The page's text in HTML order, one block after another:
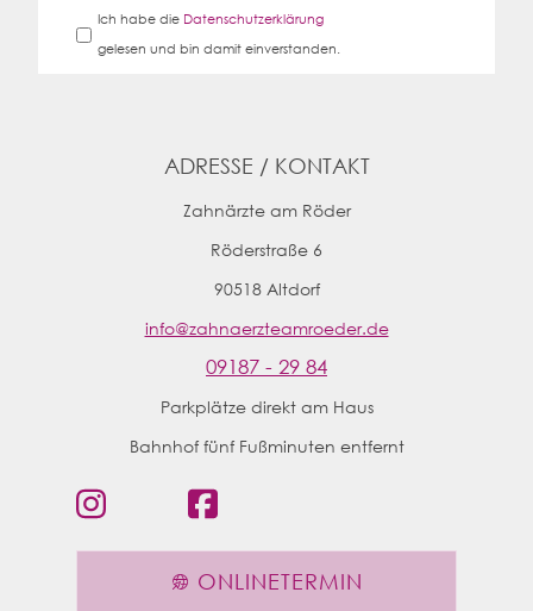
Ich habe die Datenschutzerklärung
gelesen und bin damit einverstanden.
ADRESSE / KONTAKT
Zahnärzte am Röder
Röderstraße 6
90518 Altdorf
info@zahnaerzteamroeder.de
09187 - 29 84
Parkplätze direkt am Haus
Bahnhof fünf Fußminuten entfernt
ONLINETERMIN